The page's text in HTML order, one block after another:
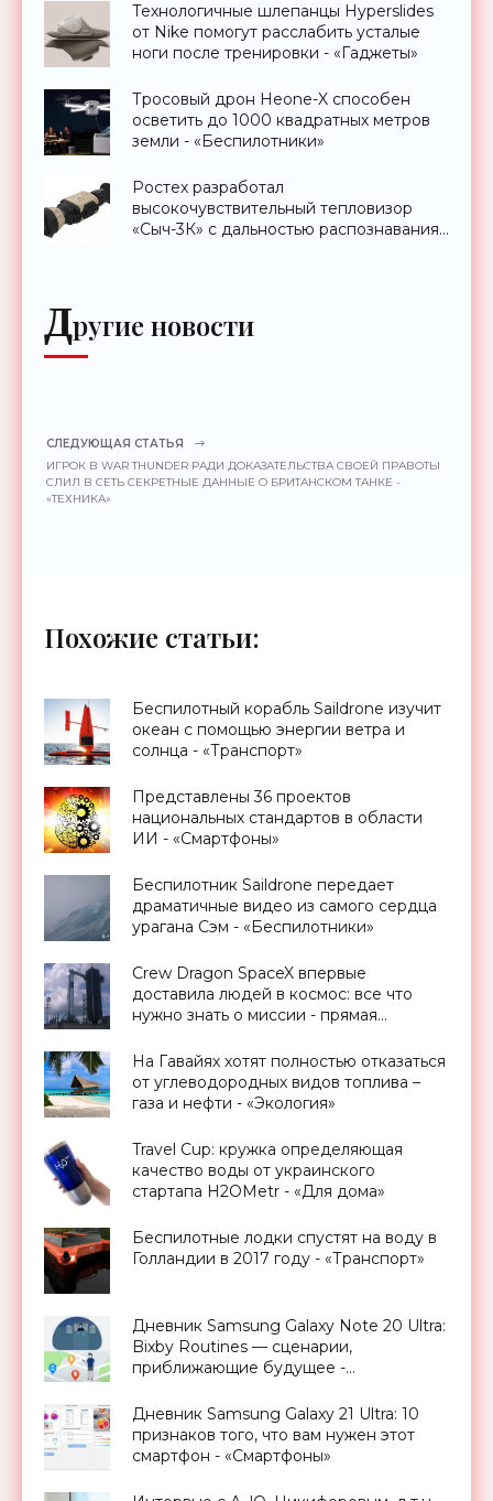
Технологичные шлепанцы Hyperslides
от Nike помогут расслабить усталые
ноги после тренировки - «Гаджеты»
Тросовый дрон Heone-X способен
осветить до 1000 квадратных метров
земли - «Беспилотники»
Ростех разработал
высокочувствительный тепловизор
«Сыч-3К» с дальностью распознавания
Другие новости
СЛЕДУЮЩАЯ СТАТЬЯ
ИГРОК В WAR THUNDER РАДИ ДОКАЗАТЕЛЬСТВА СВОЕЙ ПРАВОТЫ
СЛИЛ В СЕТЬ СЕКРЕТНЫЕ ДАННЫЕ О БРИТАНСКОМ ТАНКЕ -
«ТЕХНИКА»
Похожие статьи:
Беспилотный корабль Saildrone изучит
океан с помощью энергии ветра и
солнца - «Транспорт»
Представлены 36 проектов
национальных стандартов в области
ИИ - «Смартфоны»
Беспилотник Saildrone передает
драматичные видео из самого сердца
урагана Сэм - «Беспилотники»
Crew Dragon SpaceX впервые
доставила людей в космос: все что
нужно знать о миссии - прямая
На Гавайях хотят полностью отказаться
от углеводородных видов топлива –
газа и нефти - «Экология»
Travel Cup: кружка определяющая
качество воды от украинского
стартапа H2OMetr - «Для дома»
Беспилотные лодки спустят на воду в
Голландии в 2017 году - «Транспорт»
Дневник Samsung Galaxy Note 20 Ultra:
Bixby Routines — сценарии,
приближающие будущее -
Дневник Samsung Galaxy 21 Ultra: 10
признаков того, что вам нужен этот
смартфон - «Смартфоны»